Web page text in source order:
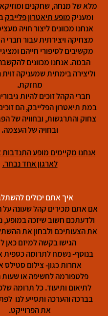
מלא של מנחה, שחקנים
ומעניק מופע תיאטרון פלייבק
אנחנו מכוונים ליצור חויה
מצחיקה ויצירתית עבור חברי
מקשיבים לסיפורי חייהם
הבמה. אנחנו מכוונים
וליצירה בימתית שמעניקה זוית
מחזקת.
חברי הקהל זוכים להיות
במת תיאטרון הפלייבק, הם
צחוק והתרגשות, ובחוויה של
ובחויה של העצמה.
אנחנו מקיימים מופע
לארגון אחד נבחר.
איך אתם יכולים
אם אתם מכירים קהל שעונה על
ולדעתכם חשוב שיזכה
את הצעותיכם ולבחון את
הגישו בקשה למיזם כאן
בנוסף- נשמח לתרומה כספית
אחרות כגון- צילום סטילס
פלטפורמה לחשיפה או
לתיאום ותיעוד. כל תרומה
בברכה והערכה ותסייע לנו
את הפרוייקט.